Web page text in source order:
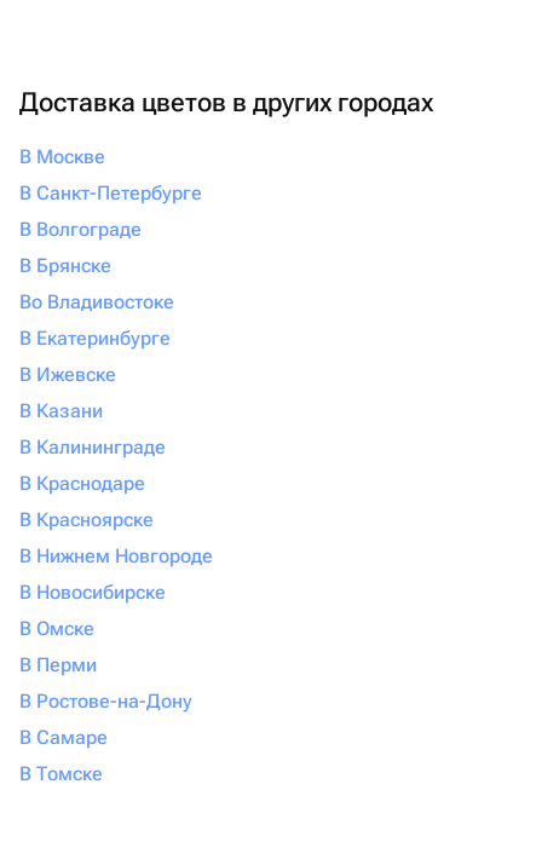
Доставка цветов в других городах
В Москве
В Санкт-Петербурге
В Волгограде
В Брянске
Во Владивостоке
В Екатеринбурге
В Ижевске
В Казани
В Калининграде
В Краснодаре
В Красноярске
В Нижнем Новгороде
В Новосибирске
В Омске
В Перми
В Ростове-на-Дону
В Самаре
В Томске